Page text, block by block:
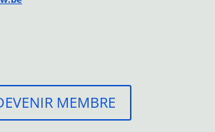
MEMBRE